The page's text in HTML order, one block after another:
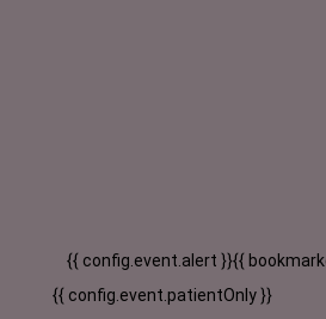
{{ config.event.alert }}{{
{{ config.event.patientOnly }}